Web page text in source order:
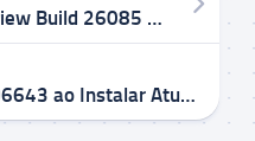
Windows 11 Insider Preview Build 26085 no Canal Canary e Dev
Solução erro 0x800706643 ao Instalar Atualização KB5034441 com Partição de Recuperação antes Partição do Sistema